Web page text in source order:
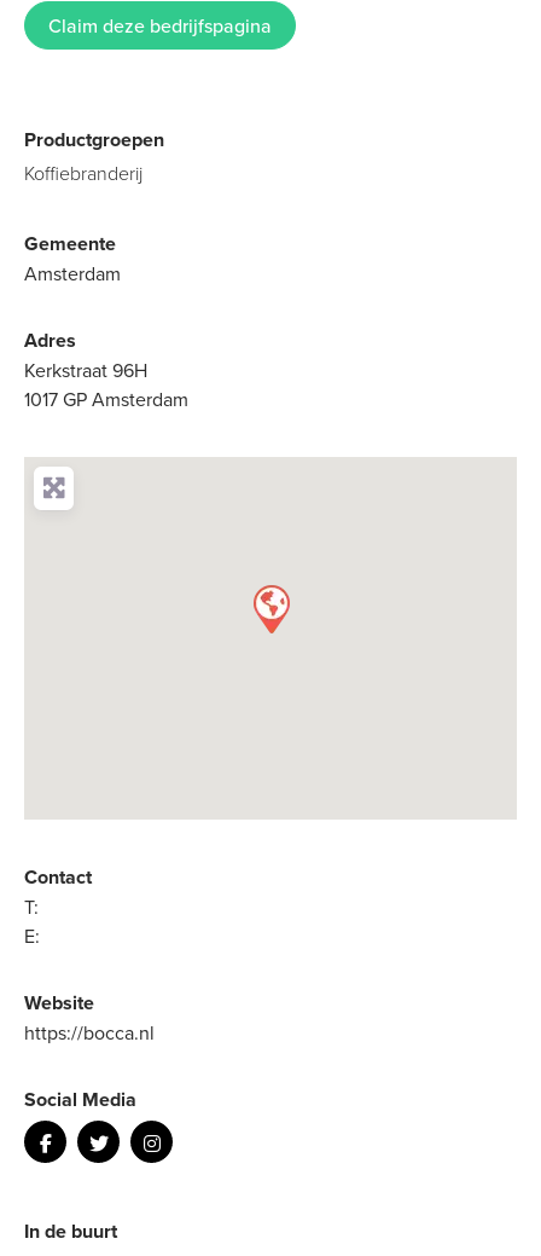
Claim deze bedrijfspagina
Productgroepen
Koffiebranderij
Gemeente
Amsterdam
Adres
Kerkstraat 96H
1017 GP Amsterdam
Contact
T:
E:
Website
https://bocca.nl
Social Media
In de buurt